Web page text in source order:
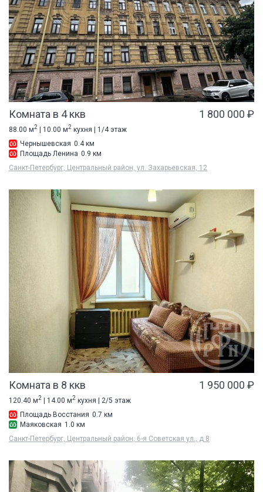
Комната в 4 ккв 1 800 000 ₽
88.00 м2 | 10.00 м2 кухня | 1/4 этаж
Чернышевская 0.4 км
Площадь Ленина 0.9 км
Санкт-Петербург, Центральный район, ул. Захарьевская, 12
Комната в 8 ккв 1 950 000 ₽
120.40 м2 | 14.00 м2 кухня | 2/5 этаж
Площадь Восстания 0.7 км
Маяковская 1.0 км
Санкт-Петербург, Центральный район, 6-я Советская ул., д 8